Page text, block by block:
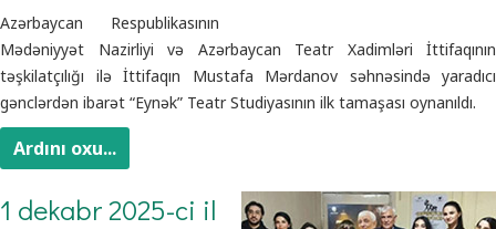
Azərbaycan Respublikasının
Mədəniyyət Nazirliyi və Azərbaycan Teatr Xadimləri İttifaqının
təşkilatçılığı ilə İttifaqın Mustafa Mərdanov səhnəsində yaradıcı
gənclərdən ibarət “Eynək” Teatr Studiyasının ilk tamaşası oynanıldı.
Ardını oxu...
1 dekabr 2025-ci il